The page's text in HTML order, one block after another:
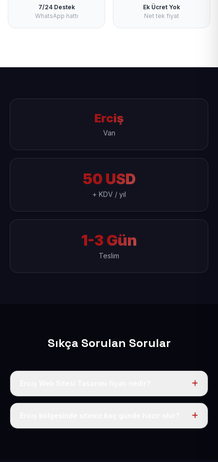
7/24 Destek
WhatsApp hattı
Ek Ücret Yok
Net tek fiyat
Erciş
Van
50 USD
+ KDV / yıl
1-3 Gün
Teslim
Sıkça Sorulan Sorular
Tek fiyat uygulanır: yıllık 50 USD + KDV. Bu bedele alan